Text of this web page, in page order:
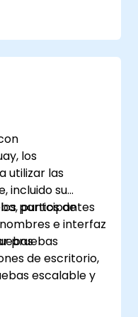
los
utilizar las
incluido su
puntos de
e interfaz
de escritorio,
participantes
pruebas
escalable y